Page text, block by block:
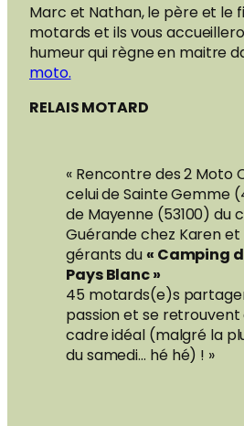
Marc et Nathan, le père et le
motards et ils vous
humeur qui règne en maitre
moto.
RELAIS MOTARD
« Rencontre des 2 Moto
celui de Sainte Gemme
de Mayenne (53100) du
Guérande chez Karen et
gérants du « Camping
Pays Blanc »
45 motards(e)s
passion et se retrouvent
cadre idéal (malgré la
du samedi… hé hé) ! »